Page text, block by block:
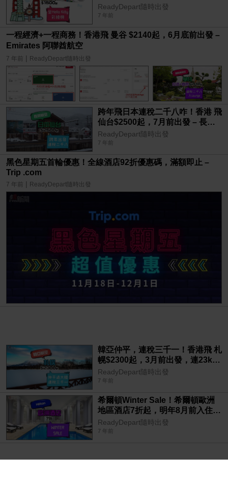
航空
ReadyDepart隨時出發
7 年前
一程經濟+一程商務！香港飛 曼谷 $2140起，6月底前出發 –
Emirates 阿聯酋航空
7 年前 | ReadyDepart隨時出發
跨年飛日本連稅二千八咋！香港 飛
仙台$2500起，7月前出發 – 長榮
航空
ReadyDepart隨時出發
7 年前
黑色星期五首輪優惠！全線酒店92折優惠碼，滿額即止 –
Trip .com
7 年前 | ReadyDepart隨時出發
韓亞仲平，連稅三千一！香港飛 札
幌$2300起，3月前出發，連23kg
行李 – 韓亞航空
ReadyDepart隨時出發
7 年前
希爾頓Winter Sale！希爾頓歐洲
地區酒店7折起，明年8月前入住 –
Hilton
ReadyDepart隨時出發
7 年前